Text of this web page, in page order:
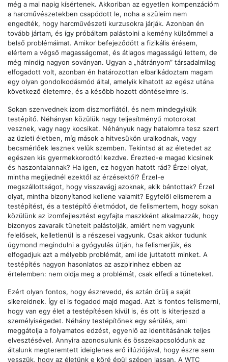
még a mai napig kísértenek. Akkoriban az egyetlen kompenzációm
a harcművészetekben csapódott le, noha a szüleim nem
engedték, hogy harcművészeti kurzusokra járják. Azonban én
tovább jártam, és így próbáltam palástolni a kemény külsőmmel a
belső problémáimat. Amikor befejeződött a fizikális érésem,
elértem a végső magasságomat, és átlagos magasságú lettem, de
még mindig nagyon soványan. Ugyan a „hátrányom” társadalmilag
elfogadott volt, azonban én határozottan elbarikádoztam magam
egy olyan gondolkodásmód által, amelyik kihatott az egész utána
következő életemre, és a később hozott döntéseimre is.
Sokan szenvednek izom diszmorfiától, és nem mindegyikük
testépítő. Néhányan közülük nagy teljesítményű motorokat
vesznek, vagy nagy kocsikat. Néhányuk nagy hatalomra tesz szert
az üzleti életben, míg mások a hitvesükön uralkodnak, vagy
becsmérlőek lesznek velük szemben. Tekintsd át az életedet az
egészen kis gyermekkorodtól kezdve. Érezted-e magad kicsinek
és haszontalannak? Ha igen, ez hogyan hatott rád? Érzel olyat,
mintha megijednél ezektől az érzésektől? Érzel-e
megszállottságot, hogy visszavágj azoknak, akik bántottak? Érzel
olyat, mintha bizonyítanod kellene valamit? Egyfelől elismerem a
testépítést, és a testépítő életmódot, de felismertem, hogy sokan
közülünk az izomfejlesztést egyfajta maszkként alkalmazzák, hogy
bizonyos zavaraik tüneteit palástolják, amiért nem vagyunk
felelősek, kelletlenül is a részesei vagyunk. Csak akkor tudunk
úgymond megindulni a gyógyulás útján, ha felismerjük, és
elfogadjuk azt a mélyebb problémát, ami ide juttatott minket. A
testépítés nagyon hasonlatos az aszpirinhez ebben az
értelemben: nem oldja meg a problémát, csak elfedi a tüneteket.
Ezért olyan fontos, hogy észrevedd, és aztán örülj a saját
sikereidnek. Így el is fogadod majd magad. Azt is fontos felismerni,
hogy van egy élet a testépítésen kívül is, és ott is kiterjeszd a
személyiségedet. Néhány testépítőnek egy sérülés, ami
meggátolja a folyamatos edzést, egyenlő az identitásának teljes
elvesztésével. Annyira azonosulunk és összekapcsolódunk az
általunk megteremtett ideiglenes erő illúziójával, hogy észre sem
vesszük, hogy az életünk e köré épül szépen lassan. A WTC